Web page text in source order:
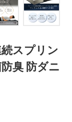
スプリン
臭 防ダニ